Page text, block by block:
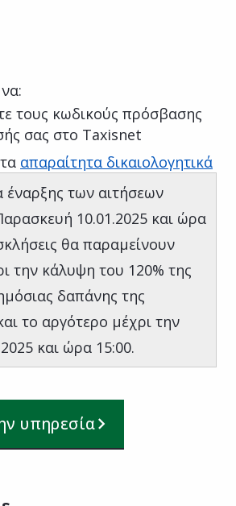
τους κωδικούς πρόσβασης
σας στο Taxisnet
απαραίτητα δικαιολογητικά
έναρξης των αιτήσεων
10.01.2025 και ώρα
θα παραμείνουν
την κάλυψη του 120% της
δαπάνης της
το αργότερο μέχρι την
και ώρα 15:00.
υπηρεσία